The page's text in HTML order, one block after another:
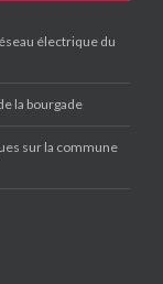
électrique du
la bourgade
sur la commune